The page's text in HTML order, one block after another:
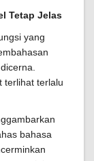
Tetap Jelas
yang
terlihat terlalu
bahasa